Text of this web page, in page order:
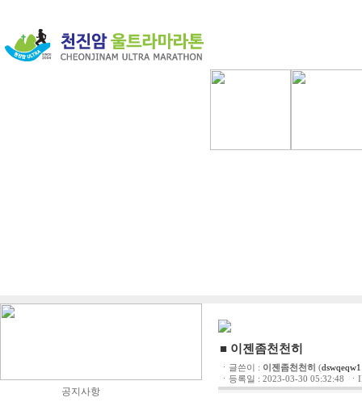
공지사항
■ 이젠좀천천히
ㆍ글쓴이 : 이젠좀천천히 (
ㆍ등록일 : 2023-03-30 05:32:48 ㆍ